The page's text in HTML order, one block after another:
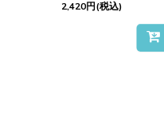
2,420円(税込)